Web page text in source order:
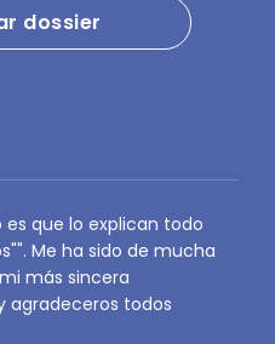
dossier
que lo explican todo
Me ha sido de mucha
más sincera
agradeceros todos